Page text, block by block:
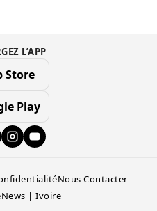
L’APP
Store
Play
Nous Contacter
| Ivoire